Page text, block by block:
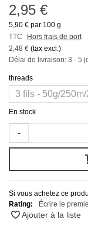
2,95 €
5,90 € par 100 g
TTC
Hors frais de port
2,48 € (tax excl.)
Délai de livraison: 3 - 5
threads
En stock
-
Si vous achetez ce
Rating:
Écrire le
Ajouter à la liste